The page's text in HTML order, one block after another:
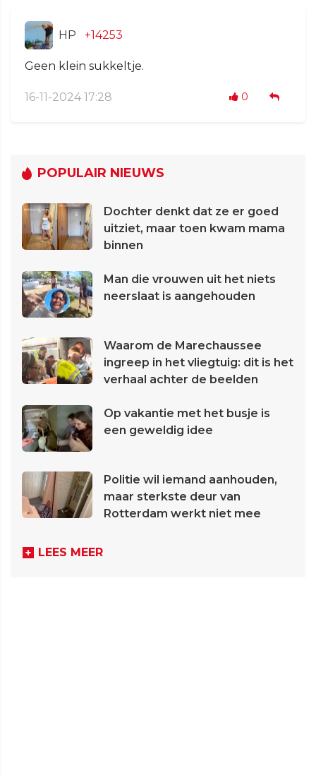
HP +14253
Geen klein sukkeltje.
16-11-2024 17:28 0
POPULAIR NIEUWS
Dochter denkt dat ze er goed
uitziet, maar toen kwam mama
binnen
Man die vrouwen uit het niets
neerslaat is aangehouden
Waarom de Marechaussee
ingreep in het vliegtuig: dit is het
verhaal achter de beelden
Op vakantie met het busje is
een geweldig idee
Politie wil iemand aanhouden,
maar sterkste deur van
Rotterdam werkt niet mee
LEES MEER